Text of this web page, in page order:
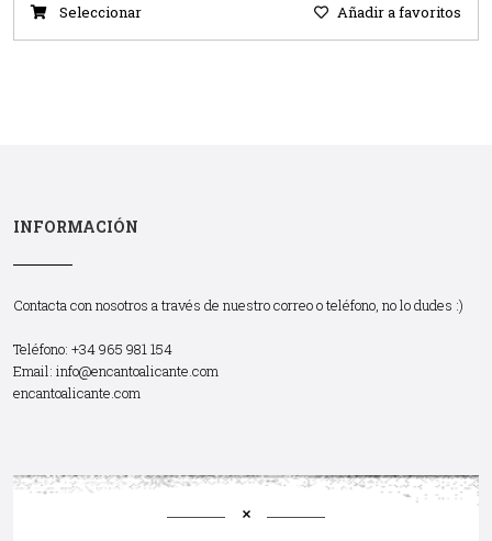
Seleccionar Añadir a favoritos
INFORMACIÓN
Contacta con nosotros a través de nuestro correo o teléfono, no lo dudes :)
Teléfono: +34 965 981 154
Email: info@encantoalicante.com
encantoalicante.com